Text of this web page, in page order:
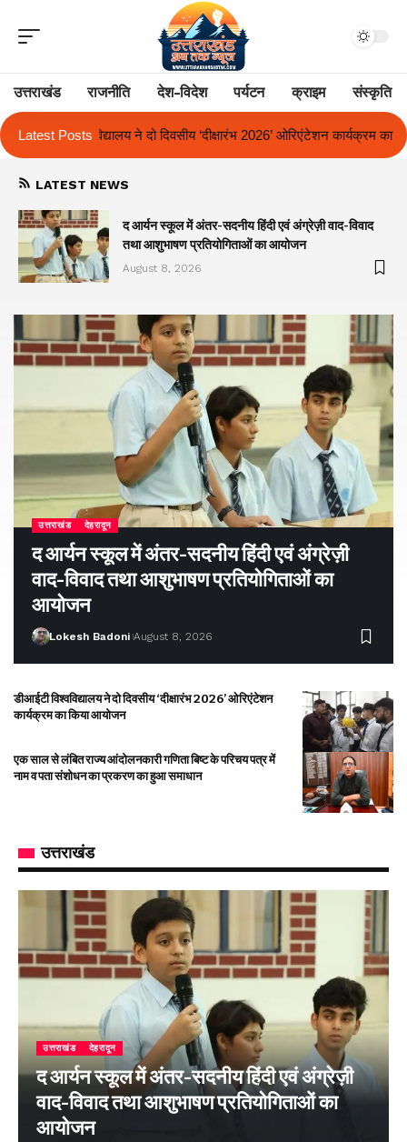
उत्तराखंड राजनीति देश-विदेश पर्यटन क्राइम संस्कृति
Latest Posts2026’ ओरिएंटेशन कार्यक्रम का किया आयोजन एक साल से लंबित राज्य
LATEST NEWS
द आर्यन स्कूल में अंतर-सदनीय हिंदी एवं अंग्रेज़ी वाद-विवाद
तथा आशुभाषण प्रतियोगिताओं का आयोजन
August 8, 2026
उत्तराखंड देहरादून
द आर्यन स्कूल में अंतर-सदनीय हिंदी एवं अंग्रेज़ी
वाद-विवाद तथा आशुभाषण प्रतियोगिताओं का
आयोजन
Lokesh Badoni August 8, 2026
डीआईटी विश्वविद्यालय ने दो दिवसीय ‘दीक्षारंभ 2026’ ओरिएंटेशन
कार्यक्रम का किया आयोजन
एक साल से लंबित राज्य आंदोलनकारी गणिता बिष्ट के परिचय पत्र में
नाम व पता संशोधन का प्रकरण का हुआ समाधान
उत्तराखंड
उत्तराखंड देहरादून
द आर्यन स्कूल में अंतर-सदनीय हिंदी एवं अंग्रेज़ी
वाद-विवाद तथा आशुभाषण प्रतियोगिताओं का
आयोजन